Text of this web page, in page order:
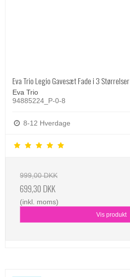
Eva Trio Legio Gavesæt Fade i 3 Størrelser
Eva Trio
94885224_P-0-8
8-12 Hverdage
999,00 DKK
699,30 DKK
(inkl. moms)
Vis produkt